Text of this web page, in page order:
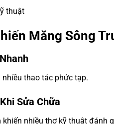
thuật
Măng Sông
nhiều thao tác phức tạp.
Sửa Chữa
nhiều thợ kỹ thuật đánh